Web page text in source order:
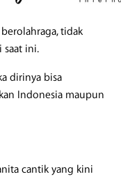
tidak
saat ini.
dirinya bisa
Indonesia maupun
cantik yang kini